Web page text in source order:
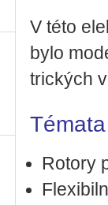
V této
bylo
tric­kých
Ro­to­ry